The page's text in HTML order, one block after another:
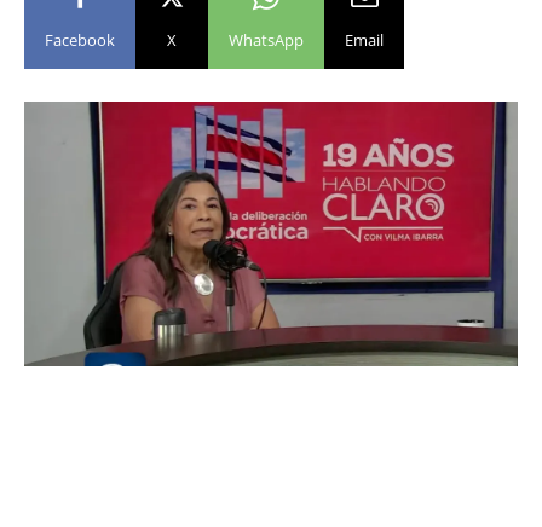
Facebook X WhatsApp Email